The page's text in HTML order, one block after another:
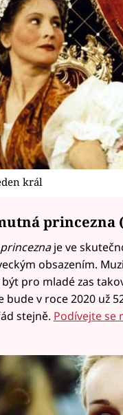
král
princezna
je ve
obsazením.
pro mladé zas
bude v roce 2020 už
stejně. Podívejte se